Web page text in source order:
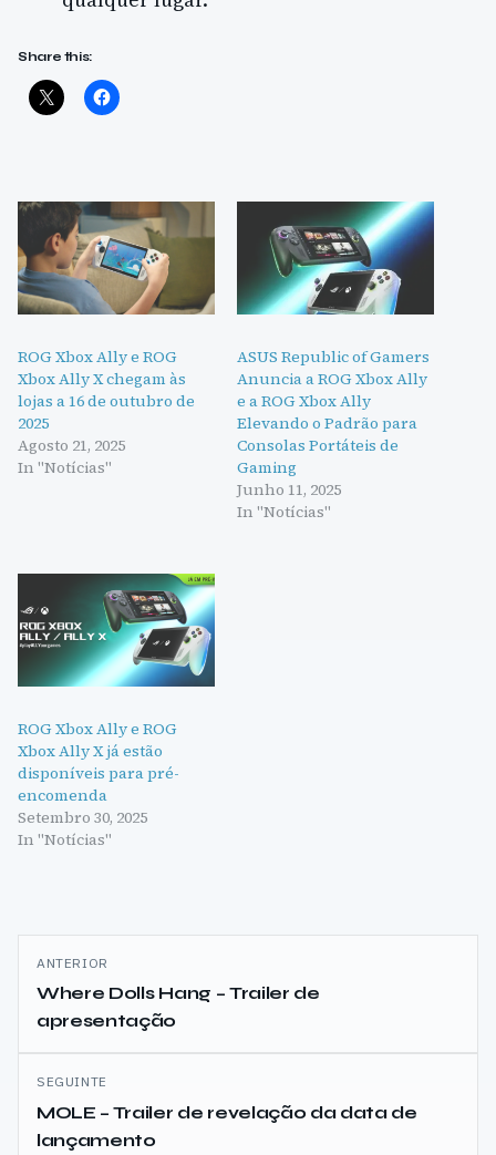
Share this:
ROG Xbox Ally e ROG
Xbox Ally X chegam às
lojas a 16 de outubro de
2025
Agosto 21, 2025
In "Notícias"
ASUS Republic of Gamers
Anuncia a ROG Xbox Ally
e a ROG Xbox Ally
Elevando o Padrão para
Consolas Portáteis de
Gaming
Junho 11, 2025
In "Notícias"
ROG Xbox Ally e ROG
Xbox Ally X já estão
disponíveis para pré-
encomenda
Setembro 30, 2025
In "Notícias"
Navegação
de
artigos
ANTERIOR
Where Dolls Hang – Trailer de
apresentação
SEGUINTE
MOLE – Trailer de revelação da data de
lançamento